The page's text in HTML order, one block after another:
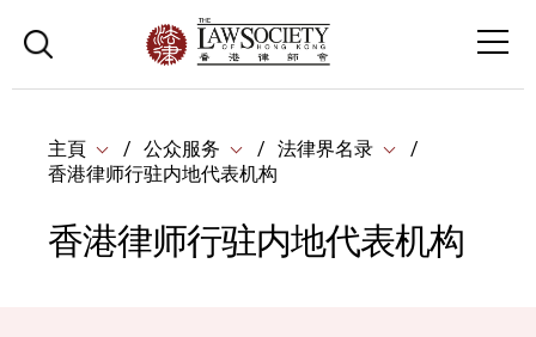
主頁 公众服务
法律界名录
香港律师行驻内地代表机构
香港律师行驻内地代表机构